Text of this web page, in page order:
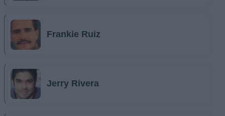
Frankie Ruiz
Jerry Rivera